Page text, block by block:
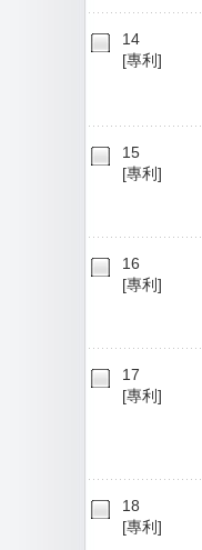
14
[專利]
15
[專利]
16
[專利]
17
[專利]
18
[專利]